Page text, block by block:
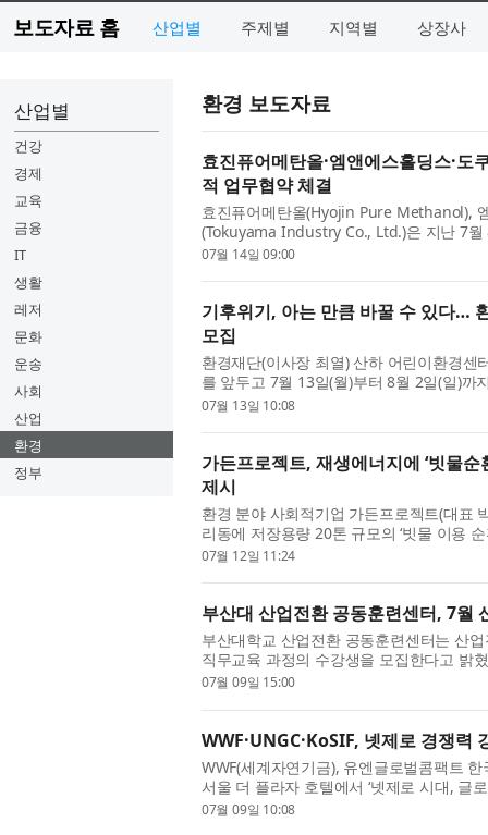
보도자료 홈 산업별 주제별 지역별 상장사
산업별
건강
경제
교육
금융
IT
생활
레저
문화
운송
사회
산업
환경
정부
환경 보도자료
효진퓨어메탄올·엠앤에스홀딩스·
적 업무협약 체결
효진퓨어메탄올(Hyojin Pure Methanol),
(Tokuyama Industry Co., Ltd.)은 지난 7
축을 위한 3자 전략적 업무협약(MOU)을
07월 14일 09:00
기후위기, 아는 만큼 바꿀 수 있다…
모집
환경재단(이사장 최열) 산하 어린이환경센
를 앞두고 7월 13일(월)부터 8월 2일(일)
서구 코오롱 원앤온리타워에서 진행되며,
07월 13일 10:08
가든프로젝트, 재생에너지에 ‘빗물
제시
환경 분야 사회적기업 가든프로젝트(대표
리동에 저장용량 20톤 규모의 ‘빗물 이용
프라와 물 순환 기술을 결합한 차별화된
07월 12일 11:24
부산대 산업전환 공동훈련센터, 7월
부산대학교 산업전환 공동훈련센터는 산
직무교육 과정의 수강생을 모집한다고 밝
하는 국가인적자원개발컨소시엄 산업전환
07월 09일 15:00
WWF·UNGC·KoSIF, 넷제로 경쟁력
WWF(세계자연기금), 유엔글로벌콤팩트
서울 더 플라자 호텔에서 ‘넷제로 시대, 글
십 조찬간담회를 공동 개최했다고 밝혔다.
07월 09일 10:08